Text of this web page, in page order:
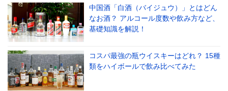
中国酒「白酒（バイジュウ）」とはどん
なお酒？ アルコール度数や飲み方など、
基礎知識を解説！
コスパ最強の瓶ウイスキーはどれ？ 15種
類をハイボールで飲み比べてみた